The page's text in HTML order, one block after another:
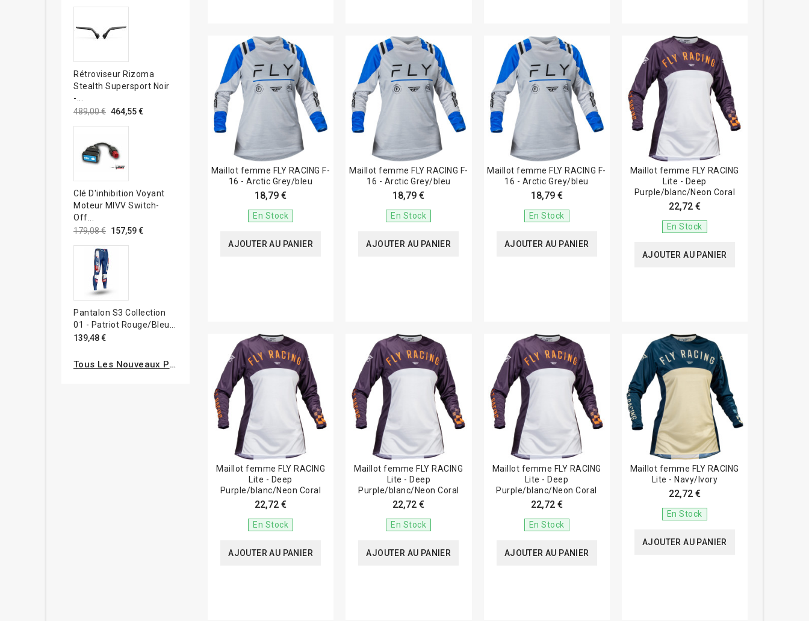
Rétroviseur Rizoma
Stealth Supersport Noir
-...
489,00 € 464,55 €
Clé D'inhibition Voyant
Moteur MIVV Switch-
Off...
179,08 € 157,59 €
Pantalon S3 Collection
01 - Patriot Rouge/bleu...
139,48 €
Tous Les Nouveaux Produits
Maillot femme FLY RACING F-
16 - Arctic Grey/bleu
18,79 €
En Stock
AJOUTER AU PANIER
Maillot femme FLY RACING F-
16 - Arctic Grey/bleu
18,79 €
En Stock
AJOUTER AU PANIER
Maillot femme FLY RACING F-
16 - Arctic Grey/bleu
18,79 €
En Stock
AJOUTER AU PANIER
Maillot femme FLY RACING
Lite - Deep
Purple/blanc/Neon Coral
22,72 €
En Stock
AJOUTER AU PANIER
Maillot femme FLY RACING
Lite - Deep
Purple/blanc/Neon Coral
22,72 €
En Stock
AJOUTER AU PANIER
Maillot femme FLY RACING
Lite - Deep
Purple/blanc/Neon Coral
22,72 €
En Stock
AJOUTER AU PANIER
Maillot femme FLY RACING
Lite - Deep
Purple/blanc/Neon Coral
22,72 €
En Stock
AJOUTER AU PANIER
Maillot femme FLY RACING
Lite - Navy/Ivory
22,72 €
En Stock
AJOUTER AU PANIER